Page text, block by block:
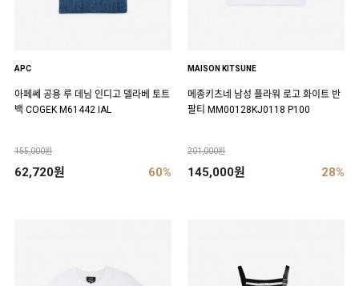
APC
아페쎄 공용 루 데님 인디고 델라베 토트
백 COGEK M61442 IAL
155,000원
62,720원 60%
MAISON KITSUNE
메종키츠네 남성 플라워 로고 화이트 반
팔티 MM00128KJ0118 P100
201,000원
145,000원 28%